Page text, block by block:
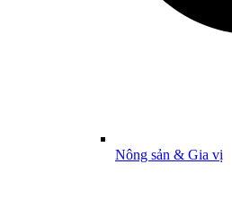
Nông sản & Gia vị